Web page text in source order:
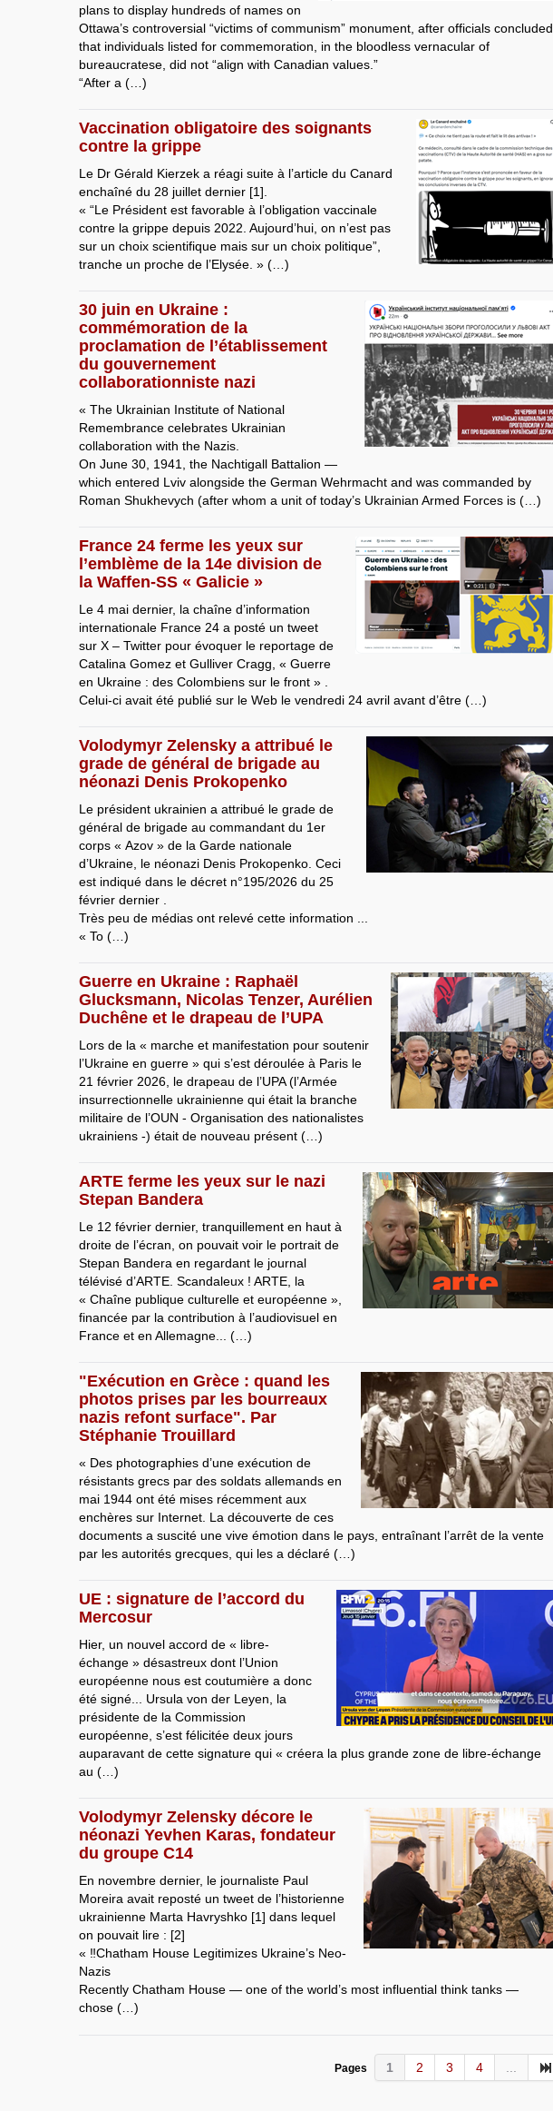
plans to display hundreds of names on
Ottawa’s controversial “victims of communism” monument, after officials concluded
that individuals listed for commemoration, in the bloodless vernacular of
bureaucratese, did not “align with Canadian values.”
“After a (…)
Vaccination obligatoire des soignants
contre la grippe
Le Dr Gérald Kierzek a réagi suite à l’article du Canard
enchaîné du 28 juillet dernier [1].
« “Le Président est favorable à l’obligation vaccinale
contre la grippe depuis 2022. Aujourd’hui, on n’est pas
sur un choix scientifique mais sur un choix politique”,
tranche un proche de l’Elysée. » (…)
30 juin en Ukraine :
commémoration de la
proclamation de l’établissement
du gouvernement
collaborationniste nazi
« The Ukrainian Institute of National
Remembrance celebrates Ukrainian
collaboration with the Nazis.
On June 30, 1941, the Nachtigall Battalion —
which entered Lviv alongside the German Wehrmacht and was commanded by
Roman Shukhevych (after whom a unit of today’s Ukrainian Armed Forces is (…)
France 24 ferme les yeux sur
l’emblème de la 14e division de
la Waffen-SS « Galicie »
Le 4 mai dernier, la chaîne d’information
internationale France 24 a posté un tweet
sur X – Twitter pour évoquer le reportage de
Catalina Gomez et Gulliver Cragg, « Guerre
en Ukraine : des Colombiens sur le front » .
Celui-ci avait été publié sur le Web le vendredi 24 avril avant d’être (…)
Volodymyr Zelensky a attribué le
grade de général de brigade au
néonazi Denis Prokopenko
Le président ukrainien a attribué le grade de
général de brigade au commandant du 1er
corps « Azov » de la Garde nationale
d’Ukraine, le néonazi Denis Prokopenko. Ceci
est indiqué dans le décret n°195/2026 du 25
février dernier .
Très peu de médias ont relevé cette information ...
« To (…)
Guerre en Ukraine : Raphaël
Glucksmann, Nicolas Tenzer, Aurélien
Duchêne et le drapeau de l’UPA
Lors de la « marche et manifestation pour soutenir
l’Ukraine en guerre » qui s’est déroulée à Paris le
21 février 2026, le drapeau de l’UPA (l’Armée
insurrectionnelle ukrainienne qui était la branche
militaire de l’OUN - Organisation des nationalistes
ukrainiens -) était de nouveau présent (…)
ARTE ferme les yeux sur le nazi
Stepan Bandera
Le 12 février dernier, tranquillement en haut à
droite de l’écran, on pouvait voir le portrait de
Stepan Bandera en regardant le journal
télévisé d’ARTE. Scandaleux ! ARTE, la
« Chaîne publique culturelle et européenne »,
financée par la contribution à l’audiovisuel en
France et en Allemagne... (…)
"Exécution en Grèce : quand les
photos prises par les bourreaux
nazis refont surface". Par
Stéphanie Trouillard
« Des photographies d’une exécution de
résistants grecs par des soldats allemands en
mai 1944 ont été mises récemment aux
enchères sur Internet. La découverte de ces
documents a suscité une vive émotion dans le pays, entraînant l’arrêt de la vente
par les autorités grecques, qui les a déclaré (…)
UE : signature de l’accord du
Mercosur
Hier, un nouvel accord de « libre-
échange » désastreux dont l’Union
européenne nous est coutumière a donc
été signé... Ursula von der Leyen, la
présidente de la Commission
européenne, s’est félicitée deux jours
auparavant de cette signature qui « créera la plus grande zone de libre-échange
au (…)
Volodymyr Zelensky décore le
néonazi Yevhen Karas, fondateur
du groupe C14
En novembre dernier, le journaliste Paul
Moreira avait reposté un tweet de l’historienne
ukrainienne Marta Havryshko [1] dans lequel
on pouvait lire : [2]
« ‼️Chatham House Legitimizes Ukraine’s Neo-
Nazis
Recently Chatham House — one of the world’s most influential think tanks —
chose (…)
Pages 1 2 3 4